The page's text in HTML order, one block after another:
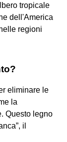
tropicale
dell'America
regioni
eliminare le
la
Questo legno
il